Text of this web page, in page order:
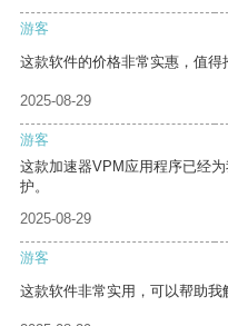
游客
这款软件的价格非常实惠，值得
2025-08-29
游客
这款加速器VPM应用程序已经
护。
2025-08-29
游客
这款软件非常实用，可以帮助我